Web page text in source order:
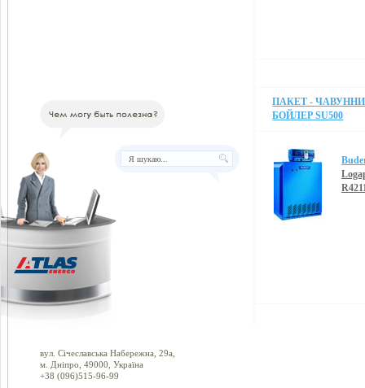
ПАКЕТ -
БОЙЛЕР SU500
вул. Січеславська Набережна, 29а,
м. Дніпро, 49000, Україна
+38 (096)515-96-99